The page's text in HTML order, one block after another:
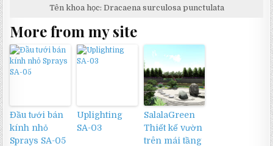
Tên khoa học: Dracaena surculosa punctulata
More from my site
Đầu tưới bán
kính nhỏ
Sprays SA-05
Uplighting
SA-03
SalalaGreen
Thiết kế vườn
trên mái tầng